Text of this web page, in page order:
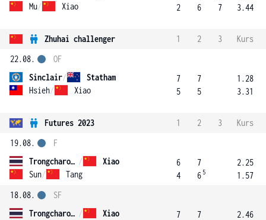
Mu/ Xiao
2
6
7
3.44
Zhuhai challenger 1 2 3
Kurs
22.08.
Sinclair/
Statham
Hsieh/ Xiao
OF
7
5
7
5
1.28
3.31
Futures 2023 1 2 3
Kurs
19.08.
Trongcharoenchaikul /
Xiao
Sun/ Tang
F
6
4
7
6 5
2.25
1.57
18.08.
Trongcharoenchaikul /
Xiao
SF
7
7
2.46